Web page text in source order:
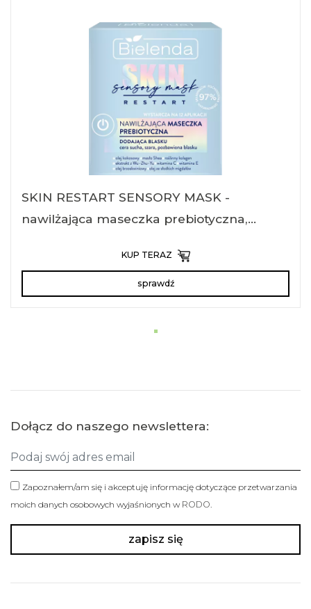
SKIN RESTART SENSORY MASK -
nawilżająca maseczka prebiotyczna,
KUP TERAZ
sprawdź
Dołącz do naszego newslettera:
Zapoznałem/am się i akceptuję informację dotyczące przetwarzania
moich danych osobowych wyjaśnionych w RODO